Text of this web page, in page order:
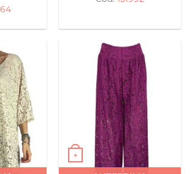
50,00 €.
+